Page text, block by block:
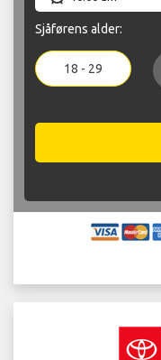
Sjåførens alder:
18 - 29